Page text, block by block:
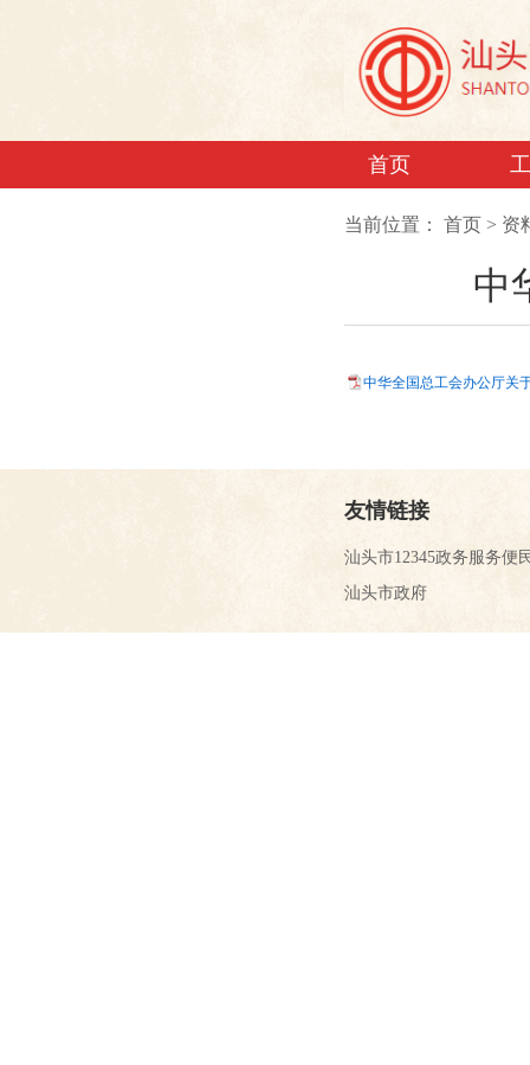
首页
当前位置： 首页 > 资
中
中华全国总工会办公厅关
友情链接
汕头市12345政务服务便
汕头市政府